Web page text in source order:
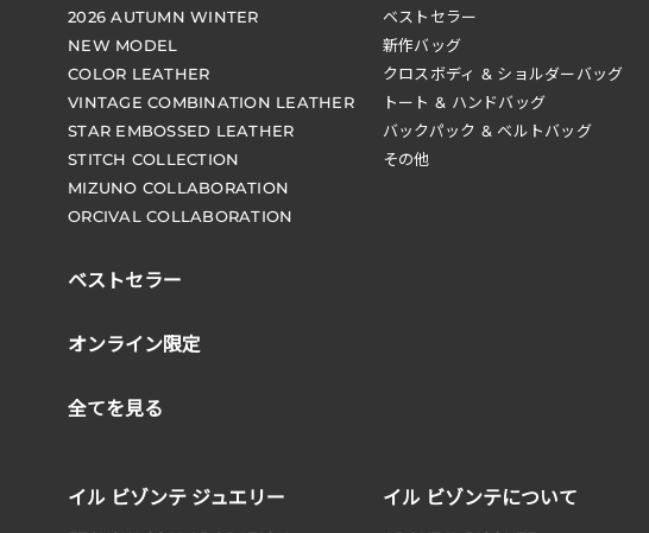
2026 AUTUMN WINTER
NEW MODEL
COLOR LEATHER
VINTAGE COMBINATION LEATHER
STAR EMBOSSED LEATHER
STITCH COLLECTION
MIZUNO COLLABORATION
ORCIVAL COLLABORATION
ベストセラー
オンライン限定
全てを見る
ベストセラー
新作バッグ
クロスボディ & ショルダーバッグ
トート & ハンドバッグ
バックパック & ベルトバッグ
その他
イル ビゾンテ ジュエリー イル ビゾンテについて